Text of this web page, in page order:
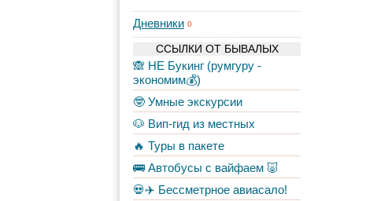
Дневники 0
ССЫЛКИ ОТ БЫВАЛЫХ
🙈 НЕ Букинг (румгуру -
экономим💰)
🤓 Умные экскурсии
🐶 Вип-гид из местных
🔥 Туры в пакете
🚌 Автобусы с вайфаем 🐷
💀✈️ Бессметрное авиасало!